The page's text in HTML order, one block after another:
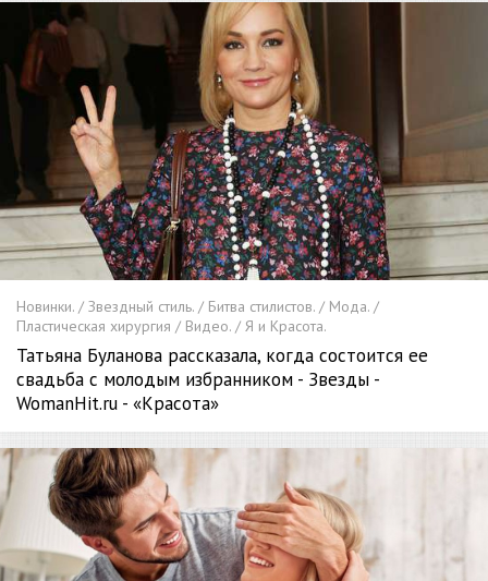
Новинки. / Звездный стиль. / Битва стилистов. / Мода. /
Пластическая хирургия / Видео. / Я и Красота.
Татьяна Буланова рассказала, когда состоится ее
свадьба с молодым избранником - Звезды -
WomanHit.ru - «Красота»